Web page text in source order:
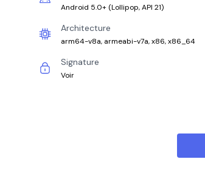
Android 5.0+ (Lollipop, API 21)
Architecture
arm64-v8a, armeabi-v7a, x86, x86_64
Signature
Voir